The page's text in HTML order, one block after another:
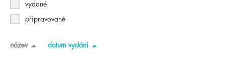
vydané
připravované
název datum vydání